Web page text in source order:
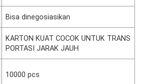
Bisa dinegosiasikan
KARTON KUAT COCOK UNTUK TRANS
PORTASI JARAK JAUH
10000 pcs